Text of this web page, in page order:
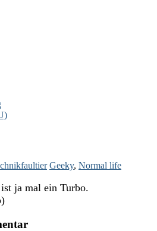
Geeky, Normal life
ja mal ein Turbo.